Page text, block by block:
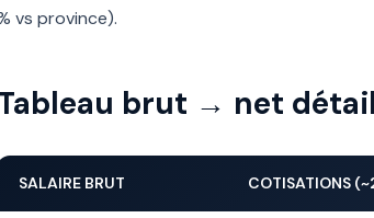
vs province).
brut → net
SALAIRE BRUT COTISATIONS